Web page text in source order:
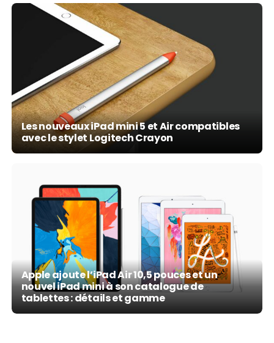
Les nouveaux iPad mini 5 et Air compatibles
avec le stylet Logitech Crayon
Apple ajoute l’iPad Air 10,5 pouces et un
nouvel iPad mini à son catalogue de
tablettes : détails et gamme